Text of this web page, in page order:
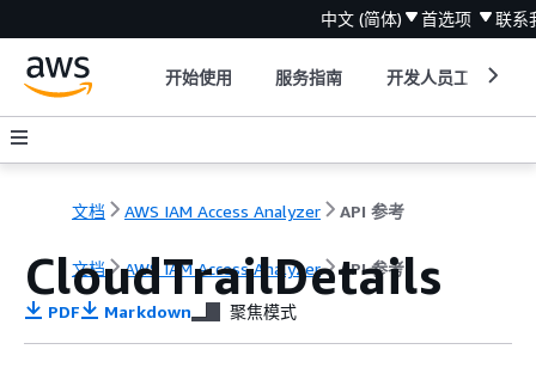
中文 (简体) 首选项 联系
开始使用 服务指南 开发人员工具
文档 AWS IAM Access Analyzer API 参考
文档 AWS IAM Access Analyzer API 参考
CloudTrailDetails
PDF Markdown 聚焦模式